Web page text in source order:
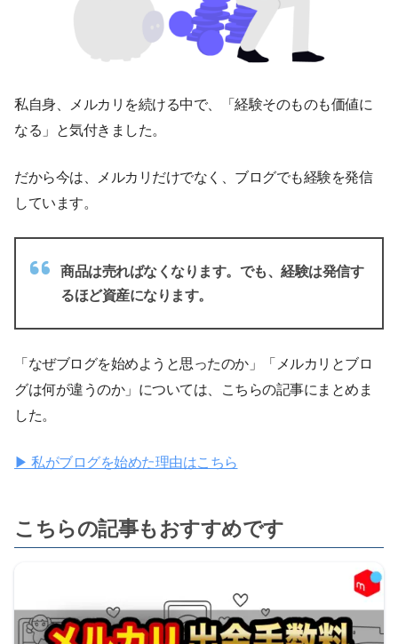
私自身、メルカリを続ける中で、「経験そのものも価値に
なる」と気付きました。
だから今は、メルカリだけでなく、ブログでも経験を発信
しています。
商品は売ればなくなります。でも、経験は発信す
るほど資産になります。
「なぜブログを始めようと思ったのか」「メルカリとブロ
グは何が違うのか」については、こちらの記事にまとめま
した。
▶ 私がブログを始めた理由はこちら
こちらの記事もおすすめです